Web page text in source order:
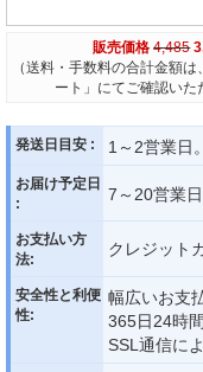
販売価格 4,485
（送料・手数料の合計金額
ート」にてご確認いた
発送日目安 : 1～2営業日。
お届け予定日
:
7～20営業日
お支払い方
法:
クレジット
安全性と利便
性:
幅広いお支
365日24時
SSL通信に